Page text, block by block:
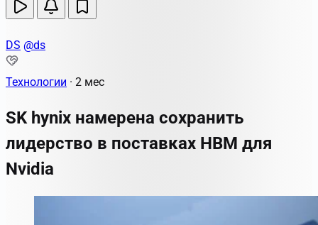
DS @ds
Технологии · 2 мес
SK hynix намерена сохранить
лидерство в поставках HBM для
Nvidia